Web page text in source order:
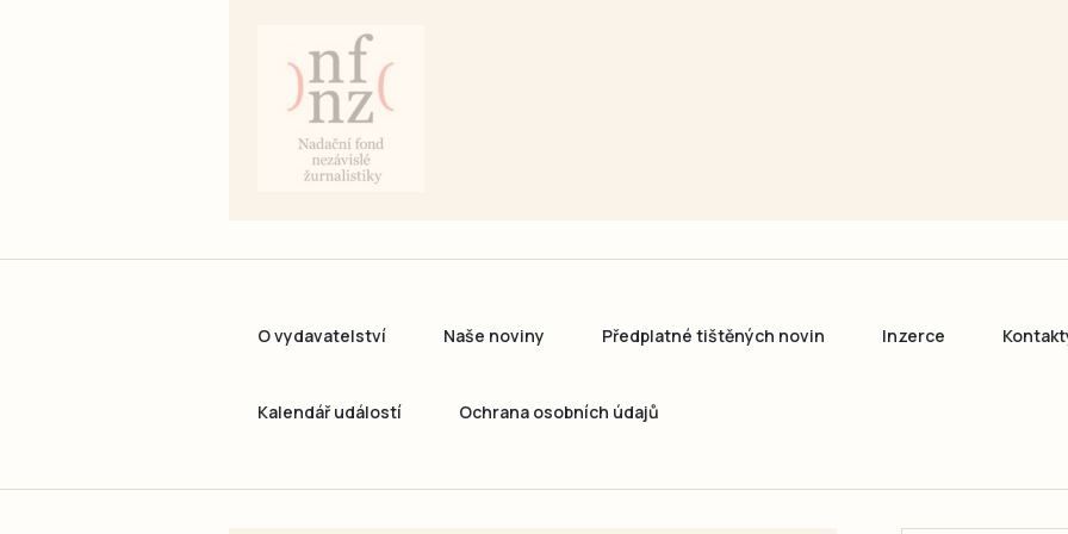
O vydavatelství Naše noviny Předplatné tištěných novin Inzerce
Kalendář událostí Ochrana osobních údajů